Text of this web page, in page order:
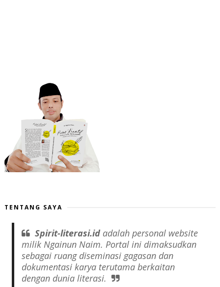
TENTANG SAYA
Spirit-literasi.idadalah personal website
milik Ngainun Naim. Portal ini dimaksudkan
sebagai ruang diseminasi gagasan dan
dokumentasi karya terutama berkaitan
dengan dunia literasi.